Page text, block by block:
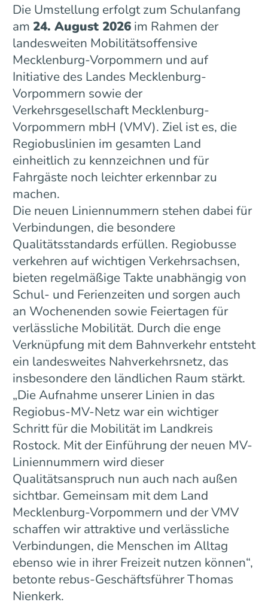
Die Umstellung erfolgt zum Schulanfang
am 24. August 2026im Rahmen der
landesweiten Mobilitätsoffensive
Mecklenburg-Vorpommern und auf
Initiative des Landes Mecklenburg-
Vorpommern sowie der
Verkehrsgesellschaft Mecklenburg-
Vorpommern mbH (VMV). Ziel ist es, die
Regiobuslinien im gesamten Land
einheitlich zu kennzeichnen und für
Fahrgäste noch leichter erkennbar zu
machen.
Die neuen Liniennummern stehen dabei für
Verbindungen, die besondere
Qualitätsstandards erfüllen. Regiobusse
verkehren auf wichtigen Verkehrsachsen,
bieten regelmäßige Takte unabhängig von
Schul- und Ferienzeiten und sorgen auch
an Wochenenden sowie Feiertagen für
verlässliche Mobilität. Durch die enge
Verknüpfung mit dem Bahnverkehr entsteht
ein landesweites Nahverkehrsnetz, das
insbesondere den ländlichen Raum stärkt.
„Die Aufnahme unserer Linien in das
Regiobus-MV-Netz war ein wichtiger
Schritt für die Mobilität im Landkreis
Rostock. Mit der Einführung der neuen MV-
Liniennummern wird dieser
Qualitätsanspruch nun auch nach außen
sichtbar. Gemeinsam mit dem Land
Mecklenburg-Vorpommern und der VMV
schaffen wir attraktive und verlässliche
Verbindungen, die Menschen im Alltag
ebenso wie in ihrer Freizeit nutzen können“,
betonte rebus-Geschäftsführer Thomas
Nienkerk.